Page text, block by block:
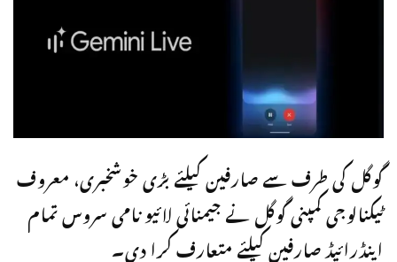
گوگل کی طرف سے صارفین کیلئے بڑی خوشخبری، معروف
ٹیکنالوجی کمپنی گوگل نے جیمنائی لائیو نامی سروس تمام
اینڈرائیڈ صارفین کیلئے متعارف کرا دی۔